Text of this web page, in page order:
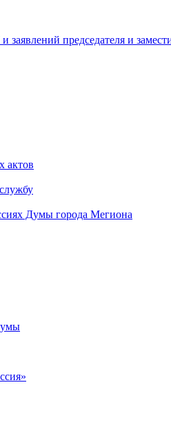
председателя и
актов
Думы города Мегиона